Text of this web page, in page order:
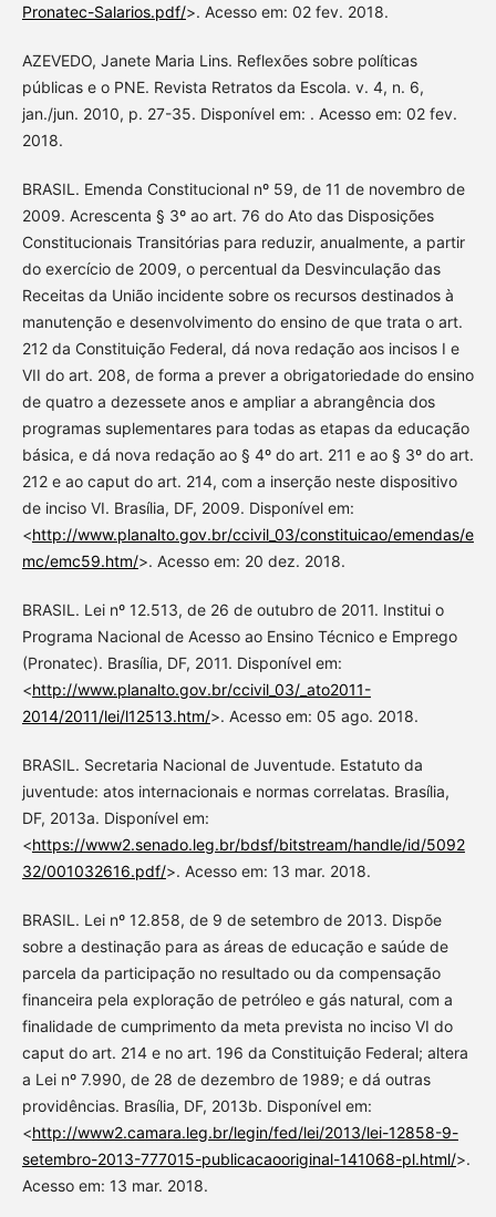
Pronatec-Salarios.pdf/>. Acesso em: 02 fev. 2018.
AZEVEDO, Janete Maria Lins. Reflexões sobre políticas
públicas e o PNE. Revista Retratos da Escola. v. 4, n. 6,
jan./jun. 2010, p. 27-35. Disponível em: . Acesso em: 02 fev.
2018.
BRASIL. Emenda Constitucional nº 59, de 11 de novembro de
2009. Acrescenta § 3º ao art. 76 do Ato das Disposições
Constitucionais Transitórias para reduzir, anualmente, a partir
do exercício de 2009, o percentual da Desvinculação das
Receitas da União incidente sobre os recursos destinados à
manutenção e desenvolvimento do ensino de que trata o art.
212 da Constituição Federal, dá nova redação aos incisos I e
VII do art. 208, de forma a prever a obrigatoriedade do ensino
de quatro a dezessete anos e ampliar a abrangência dos
programas suplementares para todas as etapas da educação
básica, e dá nova redação ao § 4º do art. 211 e ao § 3º do art.
212 e ao caput do art. 214, com a inserção neste dispositivo
de inciso VI. Brasília, DF, 2009. Disponível em:
<http://www.planalto.gov.br/ccivil_03/constituicao/emendas/e
mc/emc59.htm/>. Acesso em: 20 dez. 2018.
BRASIL. Lei nº 12.513, de 26 de outubro de 2011. Institui o
Programa Nacional de Acesso ao Ensino Técnico e Emprego
(Pronatec). Brasília, DF, 2011. Disponível em:
<http://www.planalto.gov.br/ccivil_03/_ato2011-
2014/2011/lei/l12513.htm/>. Acesso em: 05 ago. 2018.
BRASIL. Secretaria Nacional de Juventude. Estatuto da
juventude: atos internacionais e normas correlatas. Brasília,
DF, 2013a. Disponível em:
<https://www2.senado.leg.br/bdsf/bitstream/handle/id/5092
32/001032616.pdf/>. Acesso em: 13 mar. 2018.
BRASIL. Lei nº 12.858, de 9 de setembro de 2013. Dispõe
sobre a destinação para as áreas de educação e saúde de
parcela da participação no resultado ou da compensação
financeira pela exploração de petróleo e gás natural, com a
finalidade de cumprimento da meta prevista no inciso VI do
caput do art. 214 e no art. 196 da Constituição Federal; altera
a Lei nº 7.990, de 28 de dezembro de 1989; e dá outras
providências. Brasília, DF, 2013b. Disponível em:
<http://www2.camara.leg.br/legin/fed/lei/2013/lei-12858-9-
setembro-2013-777015-publicacaooriginal-141068-pl.html/>.
Acesso em: 13 mar. 2018.